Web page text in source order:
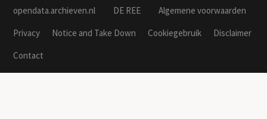
opendata.archieven.nl DE REE
Algemene voorwaarden
Privacy
Notice and Take Down Cookiegebruik
Disclaimer
Contact